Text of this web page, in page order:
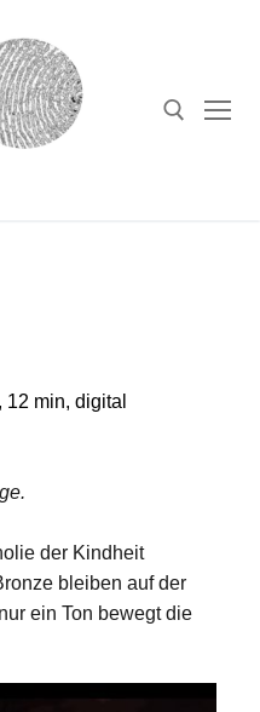
min, digital
der Kindheit
bleiben auf der
ein Ton bewegt die